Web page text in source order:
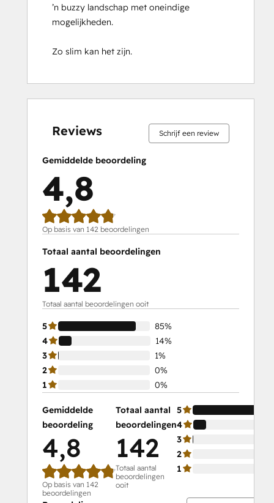
Inbound
Inbound Marketing
Inbound Sales
Objectives-Based Onboarding
Platform Consulting
Sales Enablement
Sales Management Training: Strategies
for Developing a Successful Modern
Salesforce Integration Certification
SEO
SEO II
Service Hub Software
Course
Social Media Marketing Certification II
’n buzzy landschap met oneindige
mogelijkheden.
Zo slim kan het zijn.
Reviews Schrijf een review
Gemiddelde beoordeling
4,8
Op basis van 142 beoordelingen
Totaal aantal beoordelingen
142
Totaal aantal beoordelingen ooit
5
85%
4
14%
3
1%
2
0%
1
0%
Gemiddelde
beoordeling
4,8
Op basis van 142
beoordelingen
Totaal aantal
beoordelingen
142
Totaal aantal
beoordelingen
ooit
5
4
3
2
1